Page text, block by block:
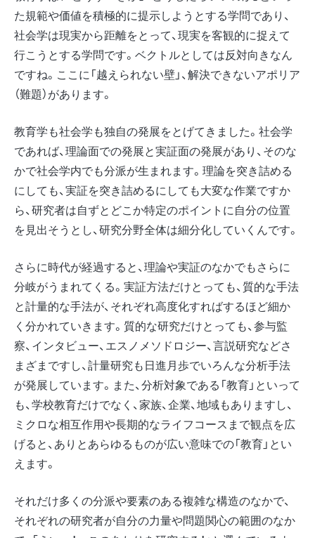
た規範や価値を積極的に提示しようとする学問であり、
社会学は現実から距離をとって、現実を客観的に捉えて
行こうとする学問です。ベクトルとしては反対向きなん
ですね。ここに「越えられない壁」、解決できないアポリア
（難題）があります。
教育学も社会学も独自の発展をとげてきました。社会学
であれば、理論面での発展と実証面の発展があり、そのな
かで社会学内でも分派が生まれます。理論を突き詰める
にしても、実証を突き詰めるにしても大変な作業ですか
ら、研究者は自ずとどこか特定のポイントに自分の位置
を見出そうとし、研究分野全体は細分化していくんです。
さらに時代が経過すると、理論や実証のなかでもさらに
分岐がうまれてくる。実証方法だけとっても、質的な手法
と計量的な手法が、それぞれ高度化すればするほど細か
く分かれていきます。質的な研究だけとっても、参与監
察、インタビュー、エスノメソドロジー、言説研究などさ
まざまですし、計量研究も日進月歩でいろんな分析手法
が発展しています。また、分析対象である「教育」といって
も、学校教育だけでなく、家族、企業、地域もありますし、
ミクロな相互作用や長期的なライフコースまで観点を広
げると、ありとあらゆるものが広い意味での「教育」とい
えます。
それだけ多くの分派や要素のある複雑な構造のなかで、
それぞれの研究者が自分の力量や問題関心の範囲のなか